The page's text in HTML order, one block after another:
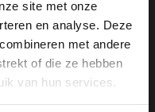
site met onze
en analyse. Deze
met andere
of die ze hebben
van hun services.
knot oorbellen
Dutch. Would